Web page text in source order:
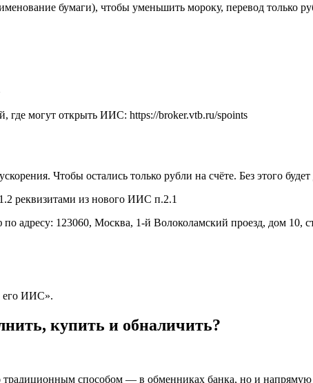
бумаги), чтобы уменьшить мороку, перевод только
могут открыть ИИС: https://broker.vtb.ru/spoints
Чтобы остались только рубли на счёте. Без этого
реквизитами из нового ИИС п.2.1
123060, Москва, 1-й Волоколамский проезд, дом 10,
его ИИС».
купить и обналичить?
способом — в обменниках банка, но и напрямую